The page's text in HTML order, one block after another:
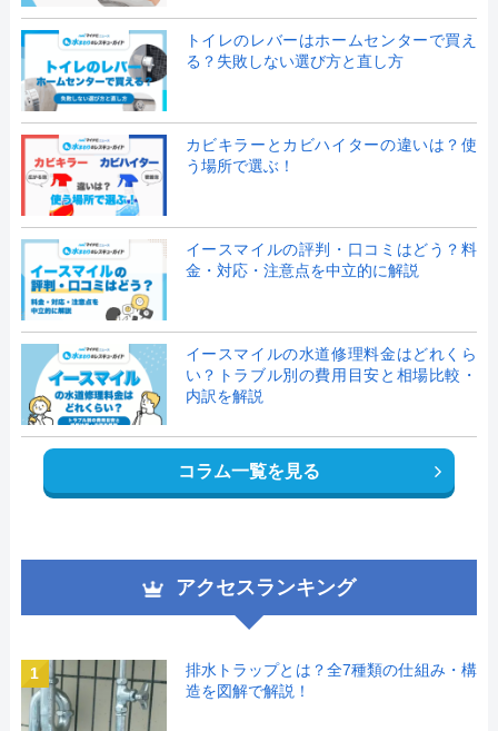
トイレのレバーはホームセンターで買え
る？失敗しない選び方と直し方
カビキラーとカビハイターの違いは？使
う場所で選ぶ！
イースマイルの評判・口コミはどう？料
金・対応・注意点を中立的に解説
イースマイルの水道修理料金はどれくら
い？トラブル別の費用目安と相場比較・
内訳を解説
コラム一覧を見る
アクセスランキング
1
排水トラップとは？全7種類の仕組み・構
造を図解で解説！